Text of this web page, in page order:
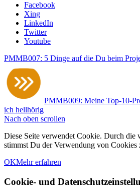
Facebook
Xing
LinkedIn
Twitter
Youtube
PMMB007: 5 Dinge auf die Du beim
PMMB009: Meine Top-10-
ich hellhörig
Nach oben scrollen
Diese Seite verwendet Cookie. Durch die
stimmst Du der Verwendung von Cookies
OKMehr erfahren
Cookie- und